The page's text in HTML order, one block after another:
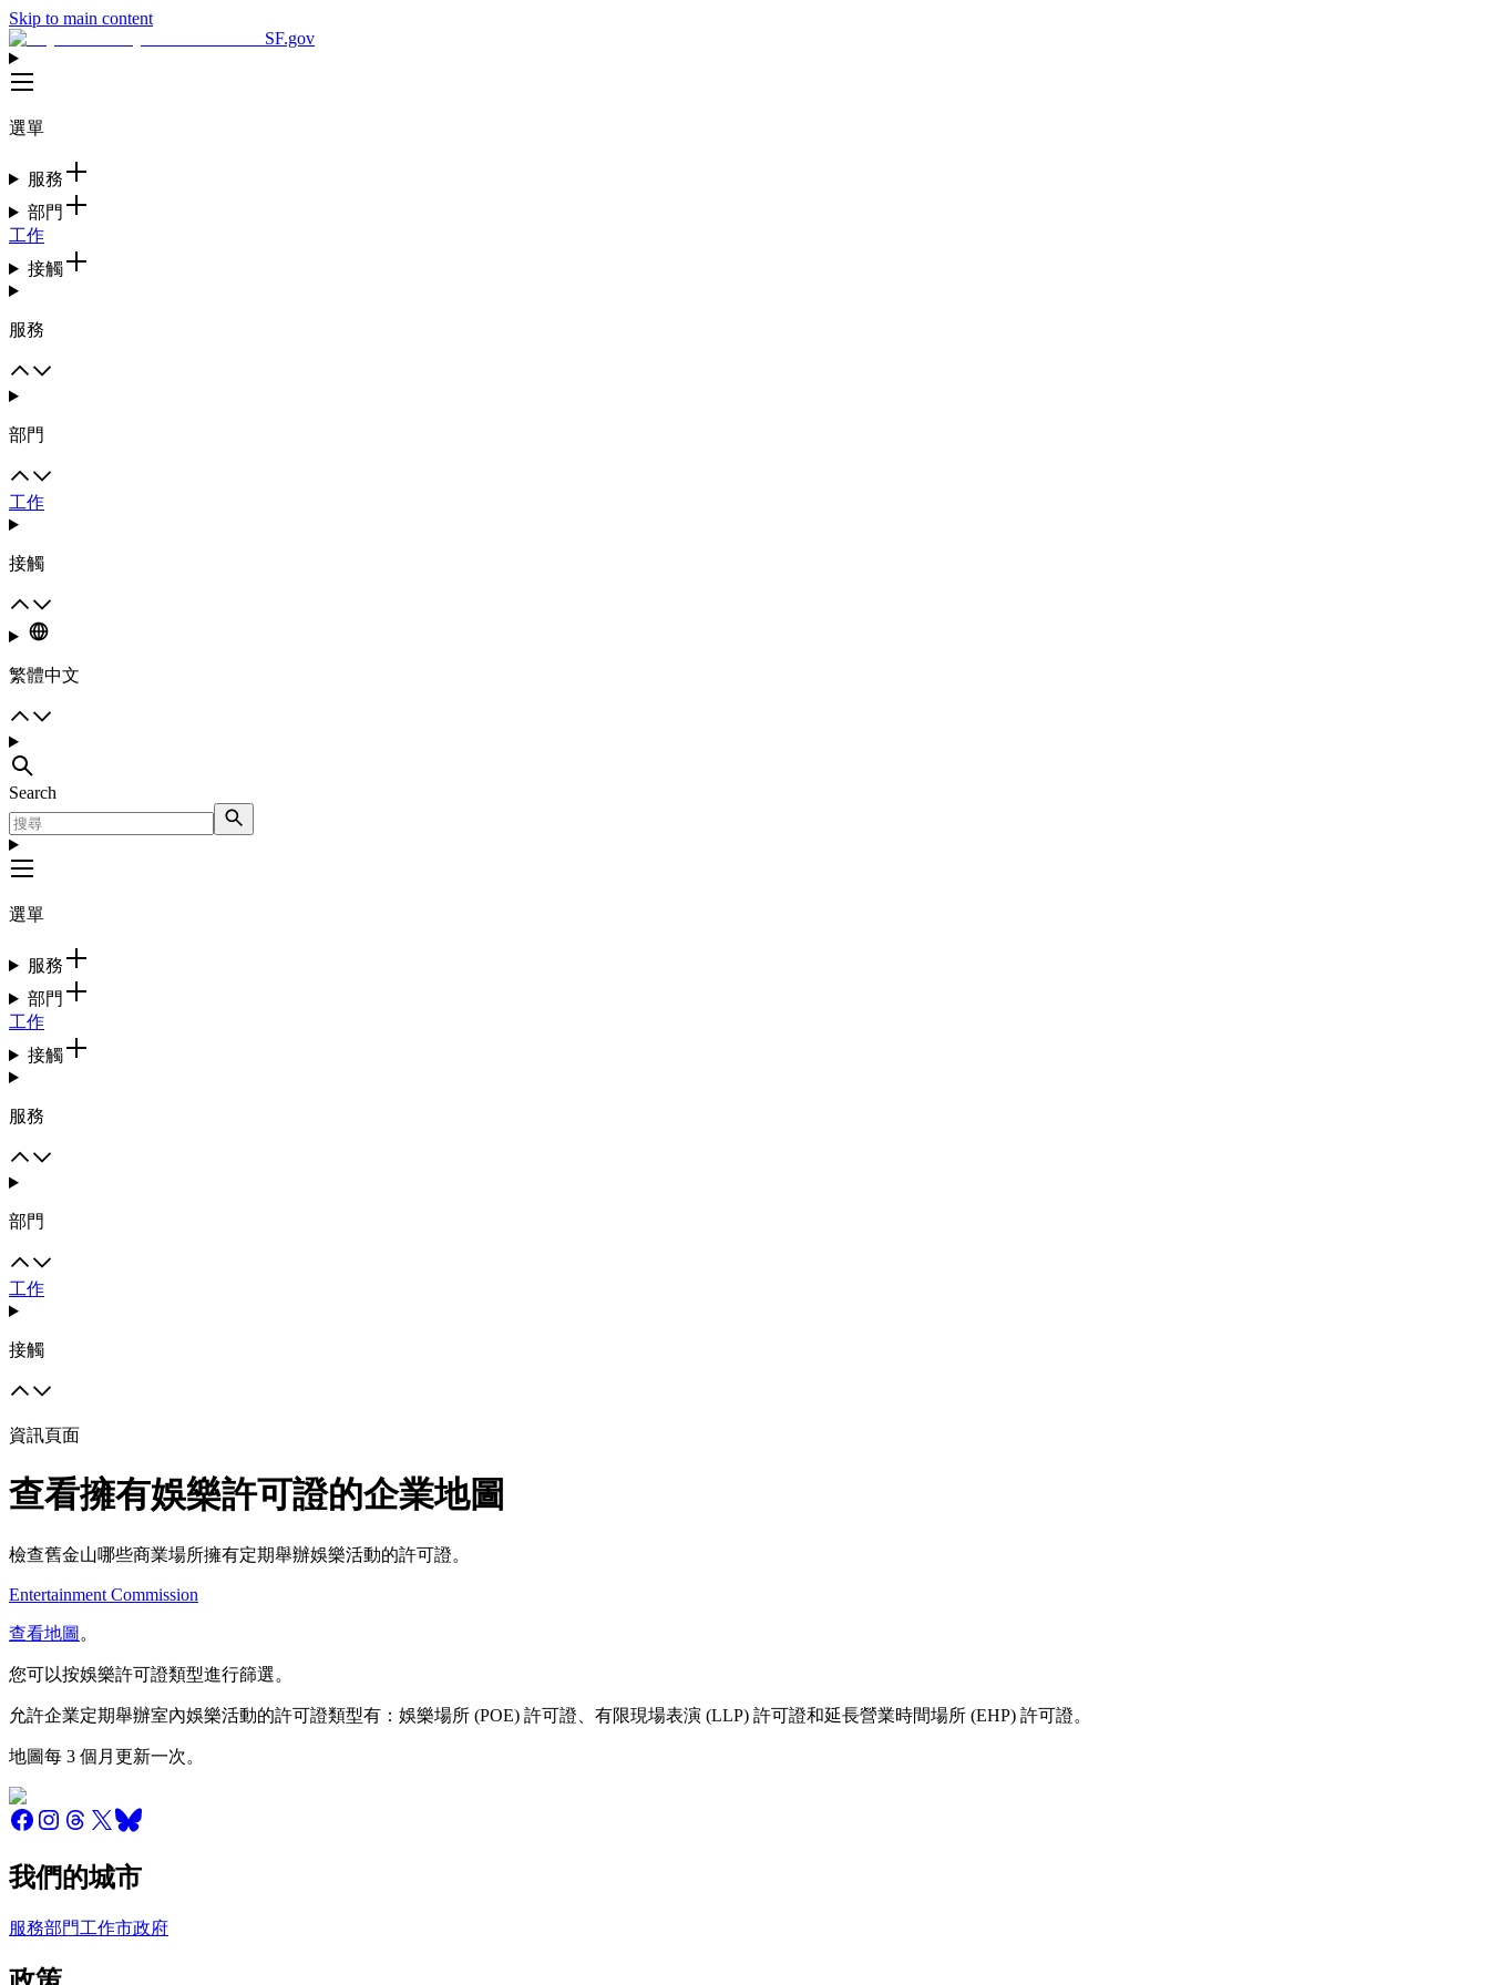
Skip to main content
SF.gov
選單
服務
部門
工作
接觸
服務
部門
工作
接觸
繁體中文
Search
選單
服務
部門
工作
接觸
服務
部門
工作
接觸
資訊頁面
查看擁有娛樂許可證的企業地圖
檢查舊金山哪些商業場所擁有定期舉辦娛樂活動的許可證。
Entertainment Commission
查看地圖 。
您可以按娛樂許可證類型進行篩選。
允許企業定期舉辦室內娛樂活動的許可證類型有：娛樂場所 (POE) 許可證、有限現場表演 (LLP) 許可證和延長營業時間場所 (EHP) 許可證。
地圖每 3 個月更新一次。
我們的城市
服務部門工作市政府